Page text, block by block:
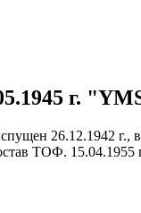
г.
26.12.1942 г.,
ТОФ. 15.04.1955